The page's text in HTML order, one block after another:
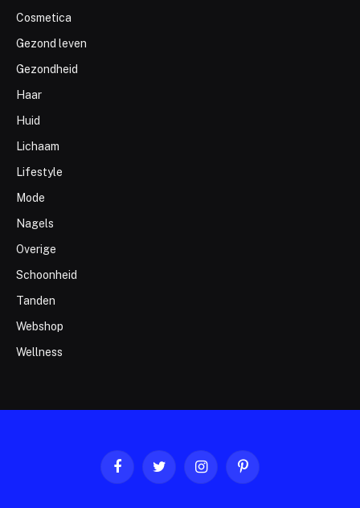
Cosmetica
Gezond leven
Gezondheid
Haar
Huid
Lichaam
Lifestyle
Mode
Nagels
Overige
Schoonheid
Tanden
Webshop
Wellness
FacebookTwitter InstagramPinterest